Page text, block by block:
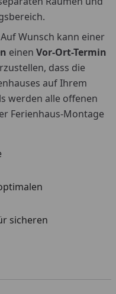
Wunsch kann einer
einen Vor-Ort-Termin
dass die
auf Ihrem
werden alle offenen
Ferienhaus-Montage
sicheren